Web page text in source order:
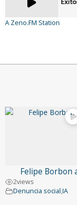
A Zeno.FM Station
Felipe Borbon
2views
Denuncia social,IA